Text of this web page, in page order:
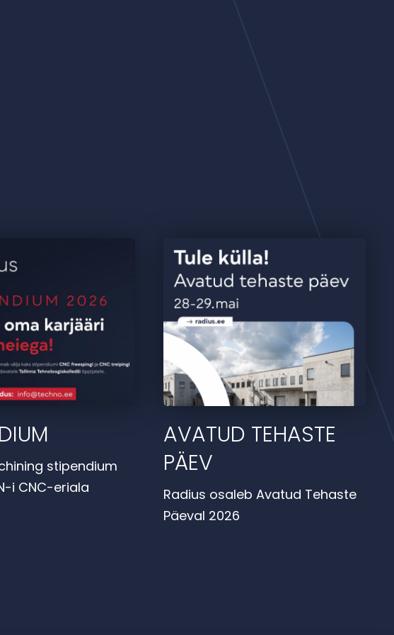
stipendium
i CNC-eriala
AVATUD TEHASTE
PÄEV
Radius osaleb Avatud Tehaste
Päeval 2026